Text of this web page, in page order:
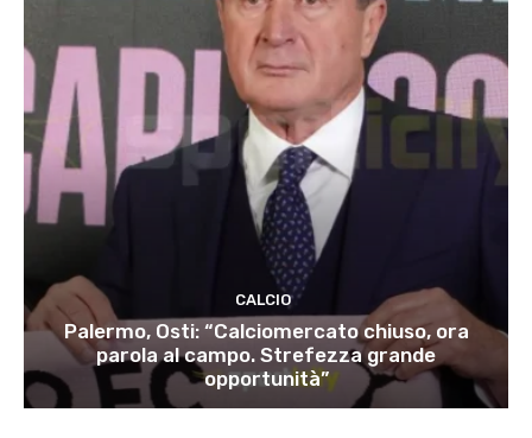
CALCIO
Palermo, Osti: “Calciomercato chiuso, ora
parola al campo. Strefezza grande
opportunità”